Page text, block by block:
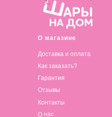
О магазине
Доставка и оплата
Как заказать?
Гарантия
Отзывы
Контакты
О нас